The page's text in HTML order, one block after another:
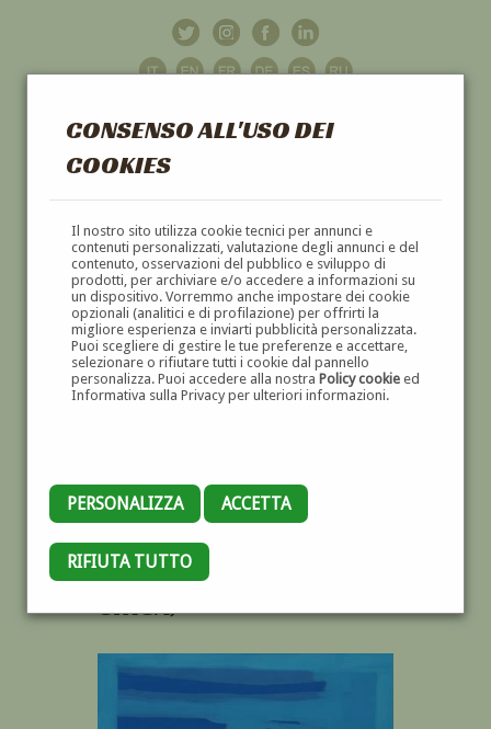
CONSENSO ALL'USO DEI
COOKIES
Il nostro sito utilizza cookie tecnici per annunci e
contenuti personalizzati, valutazione degli annunci e del
contenuto, osservazioni del pubblico e sviluppo di
prodotti, per archiviare e/o accedere a informazioni su
un dispositivo. Vorremmo anche impostare dei cookie
opzionali (analitici e di profilazione) per offrirti la
migliore esperienza e inviarti pubblicità personalizzata.
Puoi scegliere di gestire le tue preferenze e accettare,
selezionare o rifiutare tutti i cookie dal pannello
personalizza. Puoi accedere alla nostra Policy cookieed
Informativa sulla Privacy per ulteriori informazioni.
PERSONALIZZA ACCETTA
RIFIUTA TUTTO
GALLERIAD'ARTE
DIPINTI E SCULTURE '800 E '900
COMPOSIZIONE (1970
CIRCA)